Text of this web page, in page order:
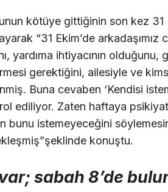
kötüye gittiğinin son kez 31
“31 Ekim’de arkadaşımız
yardıma ihtiyacının
gerektiğini, ailesiyle ve
Buna cevaben ‘Kendisi
ediliyor. Zaten haftaya
bunu istemeyeceğini
konuştu.
sabah 8’de